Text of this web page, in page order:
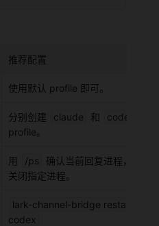
推荐配置
使用默认 profile 即可。
分别创建 claude 和
codex
profile。
用 /ps 确认当前回复进程，用
关闭指定进程。
lark-channel-bridge restart --
codex